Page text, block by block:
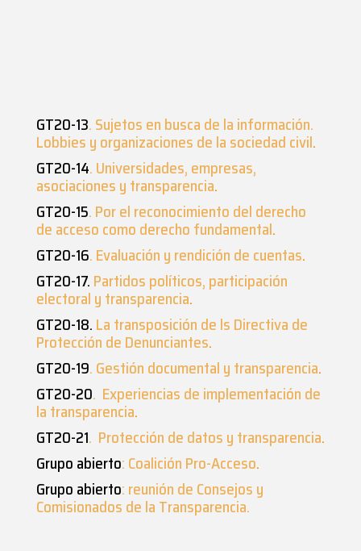
GT20-13. Sujetos en busca de la información.
Lobbies y organizaciones de la sociedad civil.
GT20-14. Universidades, empresas,
asociaciones y transparencia.
GT20-15. Por el reconocimiento del derecho
de acceso como derecho fundamental.
GT20-16. Evaluación y rendición de cuentas.
GT20-17. Partidos políticos, participación
electoral y transparencia.
GT20-18. La transposición de ls Directiva de
Protección de Denunciantes.
GT20-19. Gestión documental y transparencia.
GT20-20. Experiencias de implementación de
la transparencia.
GT20-21. Protección de datos y transparencia.
Grupo abierto: Coalición Pro-Acceso.
Grupo abierto: reunión de Consejos y
Comisionados de la Transparencia.